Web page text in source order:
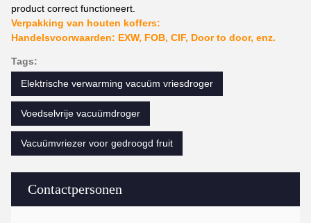
Contactpersonen
product correct functioneert.
Verpakking van houten koffers:
Handelsvoorwaarden: EXW, FOB, CIF, Door to door, enz.
Tags:
Elektrische verwarming vacuüm vriesdroger
Voedselvrije vacuümdroger
Vacuümvriezer voor gedroogd fruit